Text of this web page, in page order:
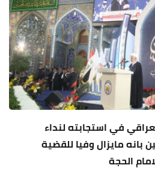
في استجابته لنداء
بانه مايزال وفيا للقضية
الحجة